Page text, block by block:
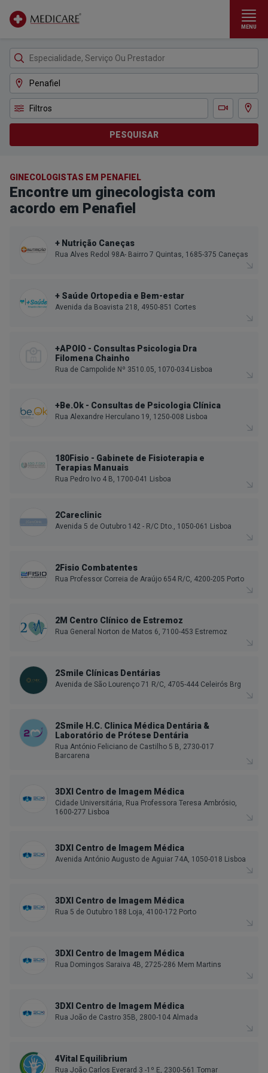
MENU
Filtros
Teleconsulta
Ver
PESQUISAR
GINECOLOGISTAS EM PENAFIEL
Encontre um ginecologista com
acordo em Penafiel
+ Nutrição Caneças
Rua Alves Redol 98A- Bairro 7 Quintas, 1685-375 Caneças
+ Saúde Ortopedia e Bem-estar
Avenida da Boavista 218, 4950-851 Cortes
+APOIO - Consultas Psicologia Dra
Filomena Chainho
Rua de Campolide Nº 3510.05, 1070-034 Lisboa
+Be.Ok - Consultas de Psicologia Clínica
Rua Alexandre Herculano 19, 1250-008 Lisboa
180Fisio - Gabinete de Fisioterapia e
Terapias Manuais
Rua Pedro Ivo 4 B, 1700-041 Lisboa
2Careclinic
Avenida 5 de Outubro 142 - R/C Dto., 1050-061 Lisboa
2Fisio Combatentes
Rua Professor Correia de Araújo 654 R/C, 4200-205 Porto
2M Centro Clínico de Estremoz
Rua General Norton de Matos 6, 7100-453 Estremoz
2Smile Clínicas Dentárias
Avenida de São Lourenço 71 R/C, 4705-444 Celeirós Brg
2Smile H.C. Clinica Médica Dentária &
Laboratório de Prótese Dentária
Rua António Feliciano de Castilho 5 B, 2730-017
Barcarena
3DXI Centro de Imagem Médica
Cidade Universitária, Rua Professora Teresa Ambrósio,
1600-277 Lisboa
3DXI Centro de Imagem Médica
Avenida António Augusto de Aguiar 74A, 1050-018 Lisboa
3DXI Centro de Imagem Médica
Rua 5 de Outubro 188 Loja, 4100-172 Porto
3DXI Centro de Imagem Médica
Rua Domingos Saraiva 4B, 2725-286 Mem Martins
3DXI Centro de Imagem Médica
Rua João de Castro 35B, 2800-104 Almada
4Vital Equilibrium
Rua João Carlos Everard 3 -1º E, 2300-561 Tomar